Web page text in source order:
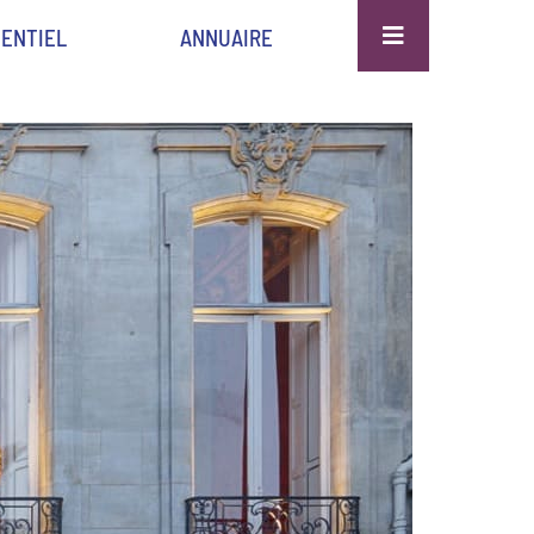
ANNUAIRE